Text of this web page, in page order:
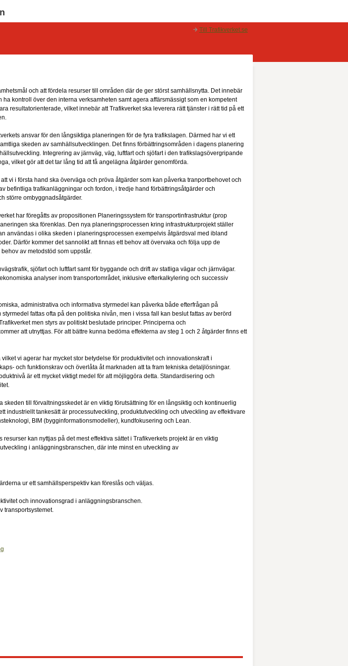
Till Trafikverket.se
och att fördela resurser till områden där de ger störst samhällsnytta. Det innebär
kontroll över den interna verksamheten samt agera affärsmässigt som en kompetent
resultatorienterade, vilket innebär att Trafikverket ska leverera rätt tjänster i rätt tid på ett
ansvar för den långsiktiga planeringen för de fyra trafikslagen. Därmed har vi ett
skeden av samhällsutvecklingen. Det finns förbättringsområden i dagens planering
Integrering av järnväg, väg, luftfart och sjöfart i den trafikslagsövergripande
vilket gör att det tar lång tid att få angelägna åtgärder genomförda.
vi i första hand ska överväga och pröva åtgärder som kan påverka tranportbehovet och
befintliga trafikanläggningar och fordon, i tredje hand förbättringsåtgärder och
större ombyggnadsåtgärder.
har föregåtts av propositionen Planeringssystem för transportinfrastruktur (prop
ska förenklas. Den nya planeringsprocessen kring infrastrukturprojekt ställer
användas i olika skeden i planeringsprocessen exempelvis åtgärdsval med ibland
Därför kommer det sannolikt att finnas ett behov att övervaka och följa upp de
av metodstöd som uppstår.
sjöfart och luftfart samt för byggande och drift av statliga vägar och järnvägar.
analyser inom transportområdet, inklusive efterkalkylering och successiv
administrativa och informativa styrmedel kan påverka både efterfrågan på
fattas ofta på den politiska nivån, men i vissa fall kan beslut fattas av berörd
men styrs av politiskt beslutade principer. Principerna och
att utnyttjas. För att bättre kunna bedöma effekterna av steg 1 och 2 åtgärder finns ett
vi agerar har mycket stor betydelse för produktivitet och innovationskraft i
och funktionskrav och överlåta åt marknaden att ta fram tekniska detaljlösningar.
är ett mycket viktigt medel för att möjliggöra detta. Standardisering och
till förvaltningsskedet är en viktig förutsättning för en långsiktig och kontinuerlig
tankesätt är processutveckling, produktutveckling och utveckling av effektivare
BIM (bygginformationsmodeller), kundfokusering och Lean.
kan nyttjas på det mest effektiva sättet i Trafikverkets projekt är en viktig
i anläggningsbranschen, där inte minst en utveckling av
ur ett samhällsperspektiv kan föreslås och väljas.
och innovationsgrad i anläggningsbranschen.
transportsystemet.